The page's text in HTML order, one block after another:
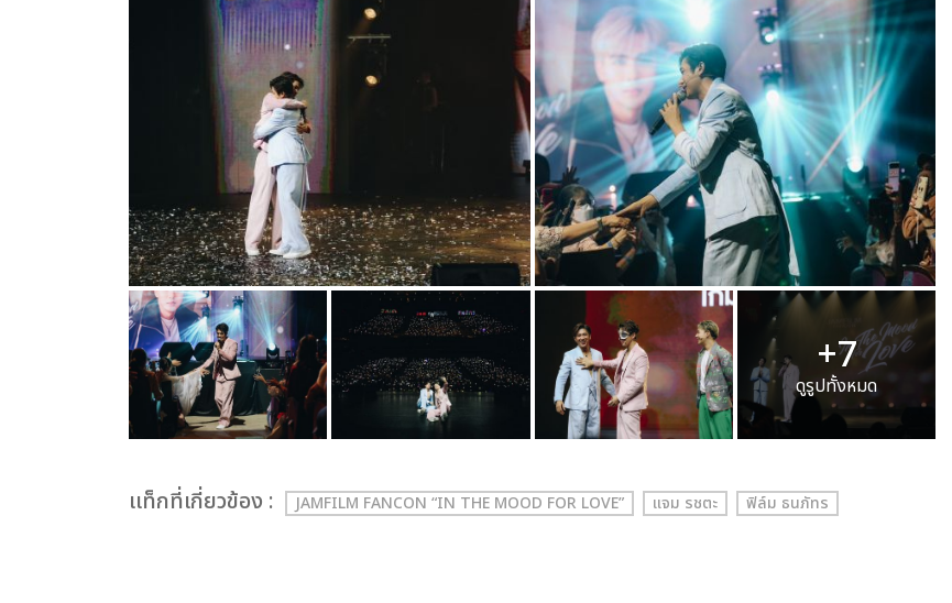
+7
ดูรูปทั้งหมด
เเท็กที่เกี่ยวข้อง : JAMFILM FANCON “IN THE MOOD FOR LOVE” แจม รชตะ ฟิล์ม ธนภัทร